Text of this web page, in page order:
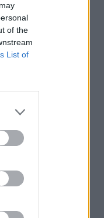
of the
List of